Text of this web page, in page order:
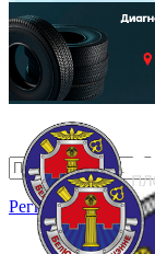
Регистрация Вход